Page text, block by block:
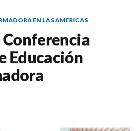
EN LAS AMERICAS
Conferencia
Educación